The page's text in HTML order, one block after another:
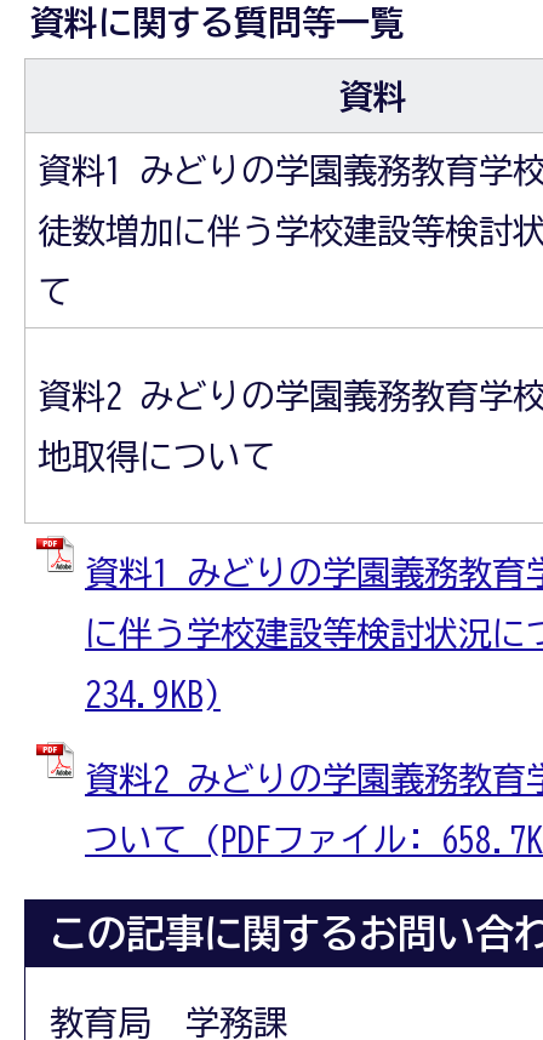
資料に関する質問等一覧
資料
資料1 みどりの学園義務教育学
徒数増加に伴う学校建設等検討
て
資料2 みどりの学園義務教育学
地取得について
資料1 みどりの学園義務教育
に伴う学校建設等検討状況
234.9KB)
資料2 みどりの学園義務教育
ついて (PDFファイル:
この記事に関するお問い合
教育局 学務課